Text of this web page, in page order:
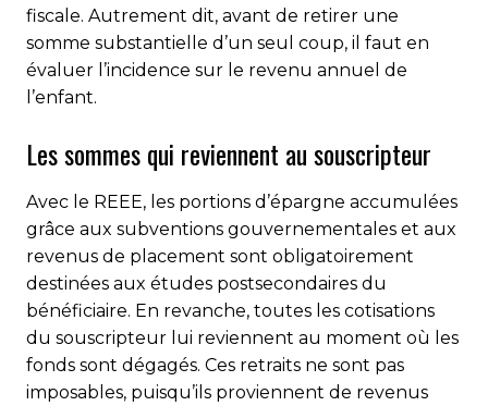
fiscale. Autrement dit, avant de retirer une
somme substantielle d’un seul coup, il faut en
évaluer l’incidence sur le revenu annuel de
l’enfant.
Les sommes qui reviennent au souscripteur
Avec le REEE, les portions d’épargne accumulées
grâce aux subventions gouvernementales et aux
revenus de placement sont obligatoirement
destinées aux études postsecondaires du
bénéficiaire. En revanche, toutes les cotisations
du souscripteur lui reviennent au moment où les
fonds sont dégagés. Ces retraits ne sont pas
imposables, puisqu’ils proviennent de revenus